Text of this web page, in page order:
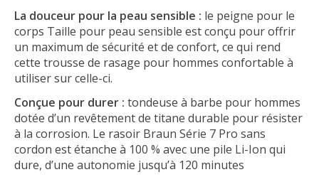
La douceur pour la peau sensible : le peigne pour le
corps Taille pour peau sensible est conçu pour offrir
un maximum de sécurité et de confort, ce qui rend
cette trousse de rasage pour hommes confortable à
utiliser sur celle-ci.
Conçue pour durer : tondeuse à barbe pour hommes
dotée d’un revêtement de titane durable pour résister
à la corrosion. Le rasoir Braun Série 7 Pro sans
cordon est étanche à 100 % avec une pile Li-Ion qui
dure, d’une autonomie jusqu’à 120 minutes